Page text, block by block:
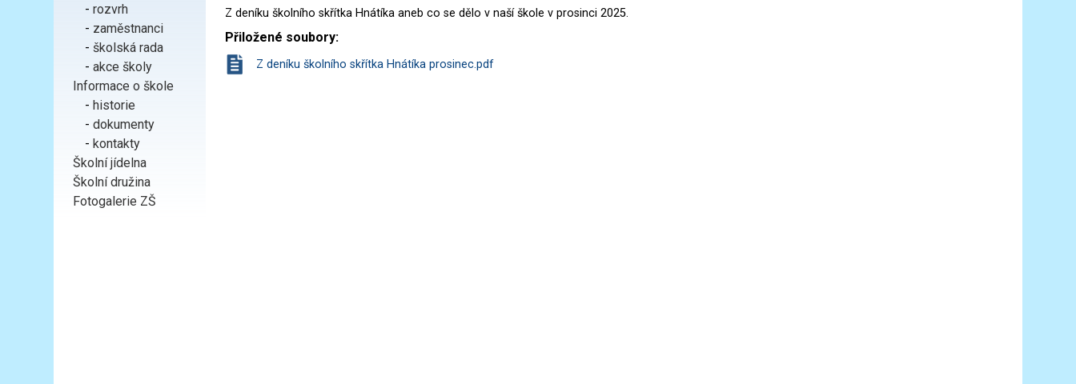
-rozvrh
- zaměstnanci
-školská rada
-akce školy
Informace o škole
-historie
-dokumenty
-kontakty
Školní jídelna
Školní družina
Fotogalerie ZŠ
Z deníku školního skřítka Hnátíka aneb co se dělo v naší škole v prosinci 2025.
Přiložené soubory:
Z deníku školního skřítka Hnátíka prosinec.pdf